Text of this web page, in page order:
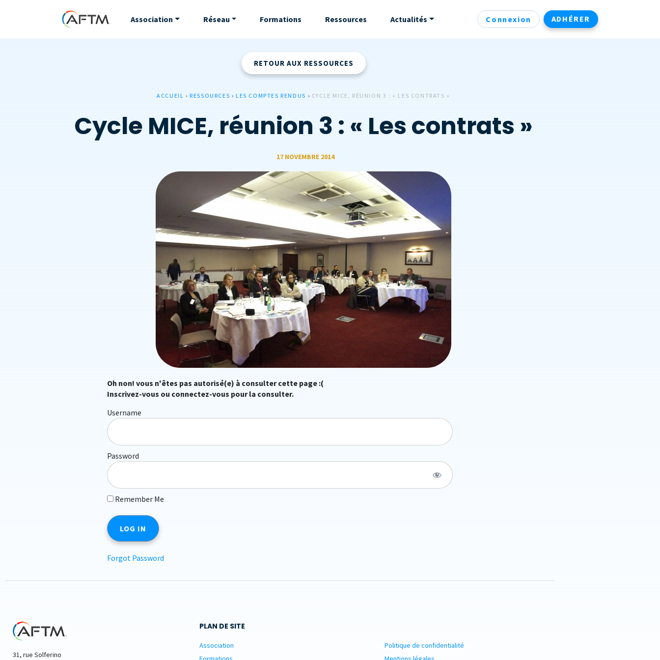
Association Réseau Formations Ressources Actualités Connexion ADHÉRER
RETOUR AUX RESSOURCES
ACCUEIL ›RESSOURCES ›LES COMPTES RENDUS › CYCLE MICE, RÉUNION 3 : « LES CONTRATS »
Cycle MICE, réunion 3 : « Les contrats »
17 NOVEMBRE 2014
Oh non! vous n'êtes pas autorisé(e) à consulter cette page :(
Inscrivez-vous ou connectez-vous pour la consulter.
Username
Password
Remember Me
Forgot Password
31, rue Solferino
PLAN DE SITE
Association
Politique de confidentialité